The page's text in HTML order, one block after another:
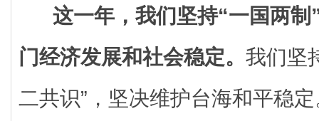
这一年，我们坚持“一国两
门经济发展和社会稳定。 我们坚
二共识”，坚决维护台海和平稳